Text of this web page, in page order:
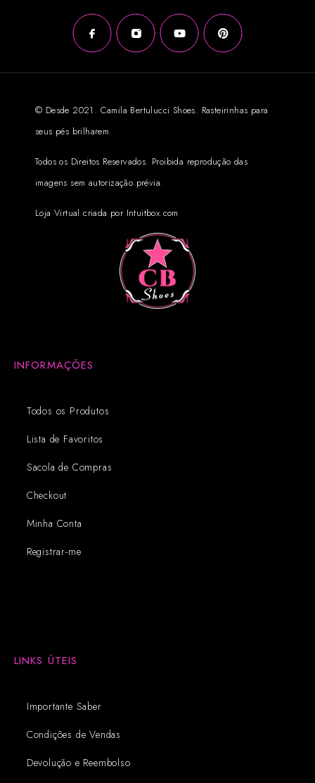
© Desde 2021. Camila Bertulucci Shoes. Rasteirinhas para
seus pés brilharem.
Todos os Direitos Reservados. Proibida reprodução das
imagens sem autorização prévia.
Loja Virtual criada por Intuitbox.com
INFORMAÇÕES
Todos os Produtos
Lista de Favoritos
Sacola de Compras
Checkout
Minha Conta
Registrar-me
LINKS ÚTEIS
Importante Saber
Condições de Vendas
Devolução e Reembolso